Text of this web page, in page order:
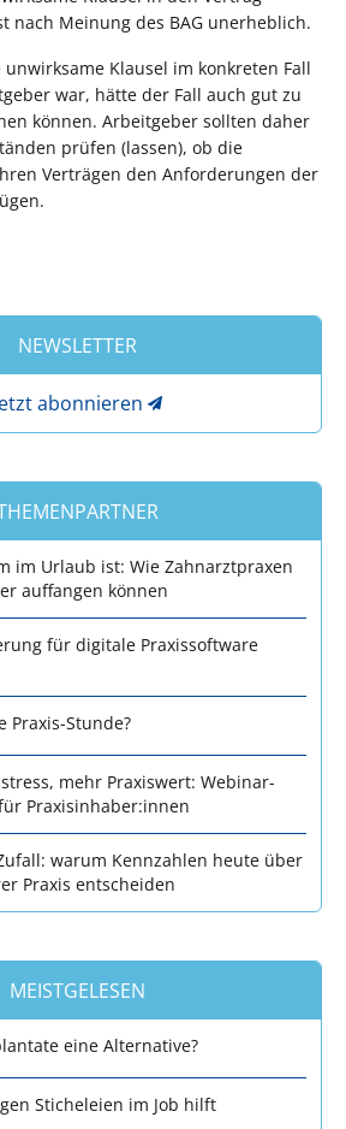
nach Meinung des BAG unerheblich.
Klausel im konkreten Fall
war, hätte der Fall auch gut zu
können. Arbeitgeber sollten daher
prüfen (lassen), ob die
Verträgen den Anforderungen der
NEWSLETTER
abonnieren
im Urlaub ist: Wie Zahnarztpraxen
auffangen können
für digitale Praxissoftware
Praxis-Stunde?
mehr Praxiswert: Webinar-
Praxisinhaber:innen
warum Kennzahlen heute über
Praxis entscheiden
MEISTGELESEN
eine Alternative?
Sticheleien im Job hilft